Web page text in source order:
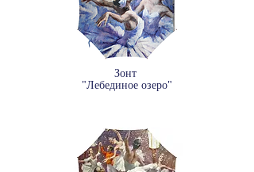
Зонт
"Лебединое озеро"